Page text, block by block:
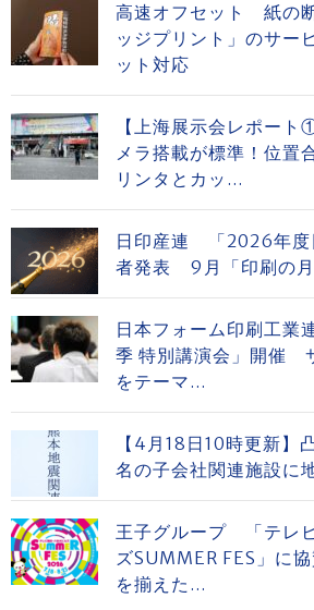
高速オフセット 紙の
ッジプリント」のサ
ット対応
【上海展示会レポー
メラ搭載が標準！位
リンタとカッ...
日印産連 「2026年度
者発表 9月「印刷の月
日本フォーム印刷工
季 特別講演会」開催
をテーマ...
【4月18日10時更新
名の子会社関連施設に
王子グループ 「テレ
ズSUMMER FES」に
を揃えた...